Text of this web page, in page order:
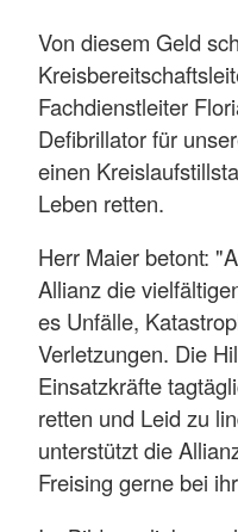
Von diesem Geld
Fachdienstleiter
Defibrillator für
einen
Leben retten.
Herr Maier betont:
Allianz die
es Unfälle,
Verletzungen. Die
Einsatzkräfte
retten und Leid zu
unterstützt die
Freising gerne bei